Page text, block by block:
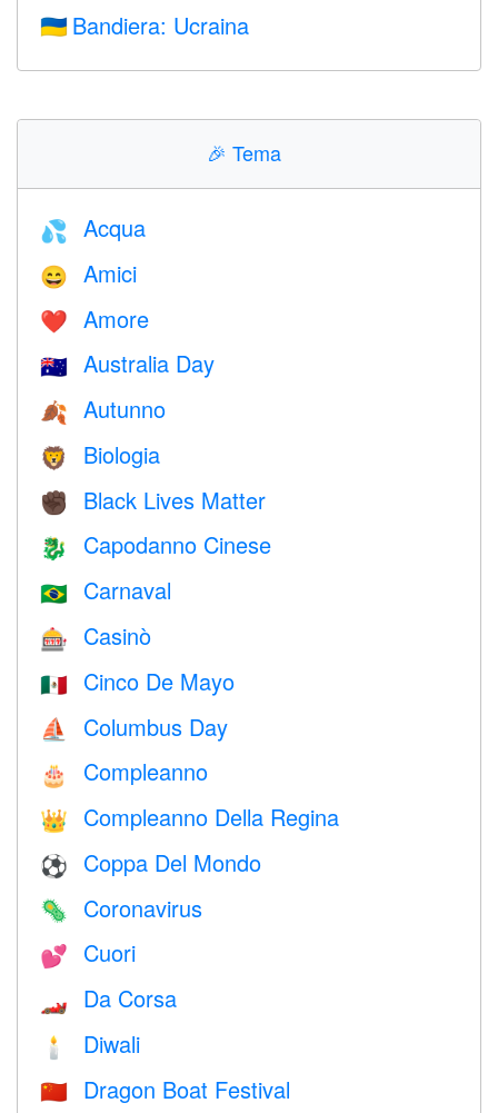
🇺🇦 Bandiera: Ucraina
🎉 Tema
💦 Acqua
😄 Amici
❤️️ Amore
🇦🇺 Australia Day
🍂 Autunno
🦁 Biologia
✊🏿 Black Lives Matter
🐉 Capodanno Cinese
🇧🇷 Carnaval
🎰 Casinò
🇲🇽 Cinco De Mayo
⛵️ Columbus Day
🎂 Compleanno
👑 Compleanno Della Regina
⚽ Coppa Del Mondo
🦠 Coronavirus
💕 Cuori
🏎 Da Corsa
🕯 Diwali
🇨🇳 Dragon Boat Festival